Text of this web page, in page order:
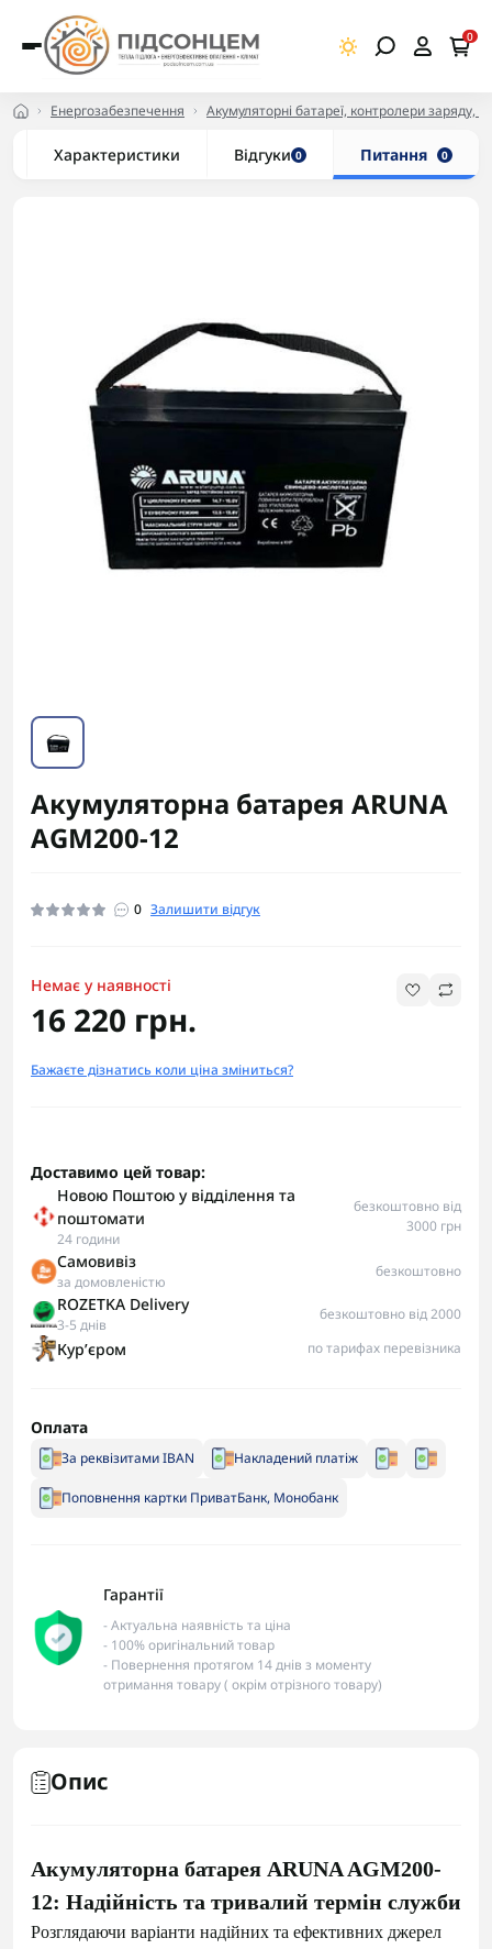
0
Енергозабезпечення Акумуляторні батареї, контролери заряду,
Характеристики Відгуки 0 Питання 0
Акумуляторна батарея ARUNA
AGM200-12
0 Залишити відгук
Немає у наявності
16 220 грн.
Бажаєте дізнатись коли ціна зміниться?
Доставимо цей товар:
Новою Поштою у відділення та
поштомати
24 години
безкоштовно від
3000 грн
Самовивіз
за домовленістю
безкоштовно
ROZETKA Delivery
3-5 днів
безкоштовно від 2000
Курʼєром по тарифах перевізника
Оплата
За реквізитами IBAN Накладений платіж
Поповнення картки ПриватБанк, Монобанк
Гарантії
- Актуальна наявність та ціна
- 100% оригінальний товар
- Повернення протягом 14 днів з моменту
отримання товару ( окрім отрізного товару)
Опис
Акумуляторна батарея ARUNA AGM200-
12: Надійність та тривалий термін служби
Розглядаючи варіанти надійних та ефективних джерел